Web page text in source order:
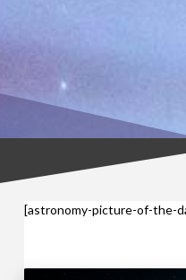
[astronomy-picture-of-the-